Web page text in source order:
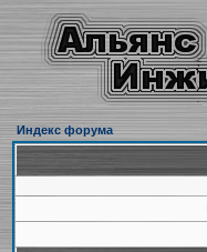
Индекс форума